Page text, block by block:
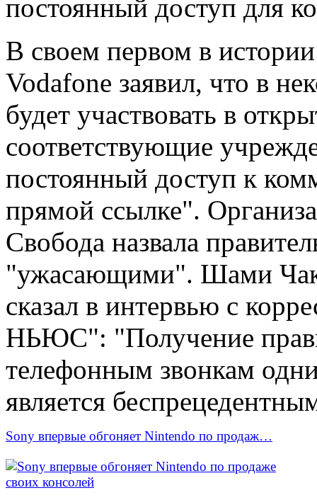
постоянный доступ для
В своем первом в
Vodafone заявил, что в
будет участвовать в
соответствующие
постоянный доступ к
прямой ссылке".
Свобода назвала
"ужасающими". Шами
сказал в интервью с
НЬЮС": "Получение
телефонным звонкам
является
Sony впервые обгоняет Nintendo по продаж…